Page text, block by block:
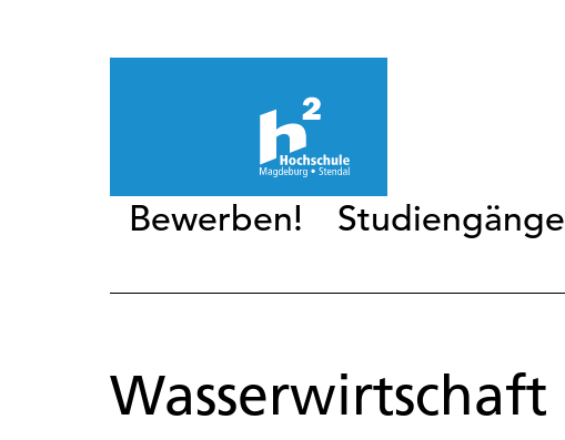
Bewerben! Studiengänge
Wasserwirtschaft